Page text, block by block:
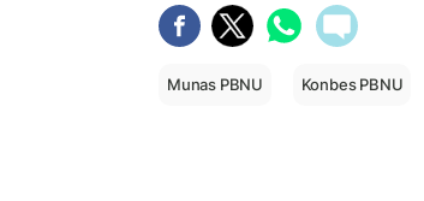
Munas PBNU Konbes PBNU